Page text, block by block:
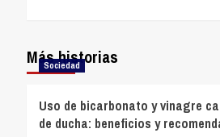
Más historias
Sociedad
Uso de bicarbonato y vinagre
de ducha: beneficios y